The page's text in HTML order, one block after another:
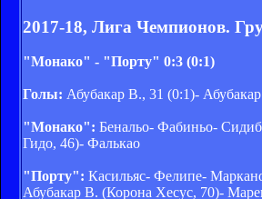
2017-18, Лига Чемпионов.
"Монако" - "Порту" 0:3 (0:1)
Голы: Абубакар В., 31 (0:1)-
"Монако": Бенальо- Фабиньо-
Гидо, 46)- Фалькао
"Порту": Касильяс- Фелипе-
Абубакар В. (Корона Хесус, 70)-